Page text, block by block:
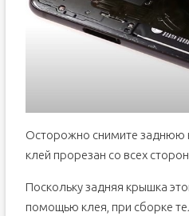
Осторожно снимите заднюю
клей прорезан со всех
Поскольку задняя крышка
помощью клея, при сборке